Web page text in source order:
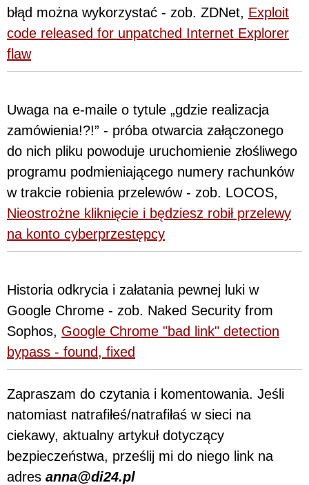
błąd można wykorzystać - zob. ZDNet, Exploit
code released for unpatched Internet Explorer
flaw
Uwaga na e-maile o tytule „gdzie realizacja
zamówienia!?!” - próba otwarcia załączonego
do nich pliku powoduje uruchomienie złośliwego
programu podmieniającego numery rachunków
w trakcie robienia przelewów - zob. LOCOS,
Nieostrożne kliknięcie i będziesz robił przelewy
na konto cyberprzestępcy
Historia odkrycia i załatania pewnej luki w
Google Chrome - zob. Naked Security from
Sophos, Google Chrome "bad link" detection
bypass - found, fixed
Zapraszam do czytania i komentowania. Jeśli
natomiast natrafiłeś/natrafiłaś w sieci na
ciekawy, aktualny artykuł dotyczący
bezpieczeństwa, prześlij mi do niego link na
adres anna@di24.pl